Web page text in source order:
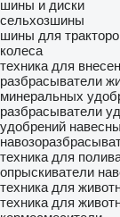
шины и диски
сельхозшины
шины для
колеса
техника для
разбрасыватели
минеральных
разбрасыватели
удобрений
техника для
опрыскиватели
техника для
техника для